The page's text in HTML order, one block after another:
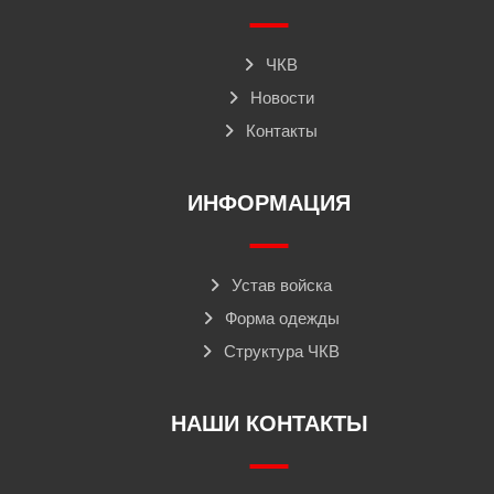
ЧКВ
Новости
Контакты
ИНФОРМАЦИЯ
Устав войска
Форма одежды
Структура ЧКВ
НАШИ КОНТАКТЫ